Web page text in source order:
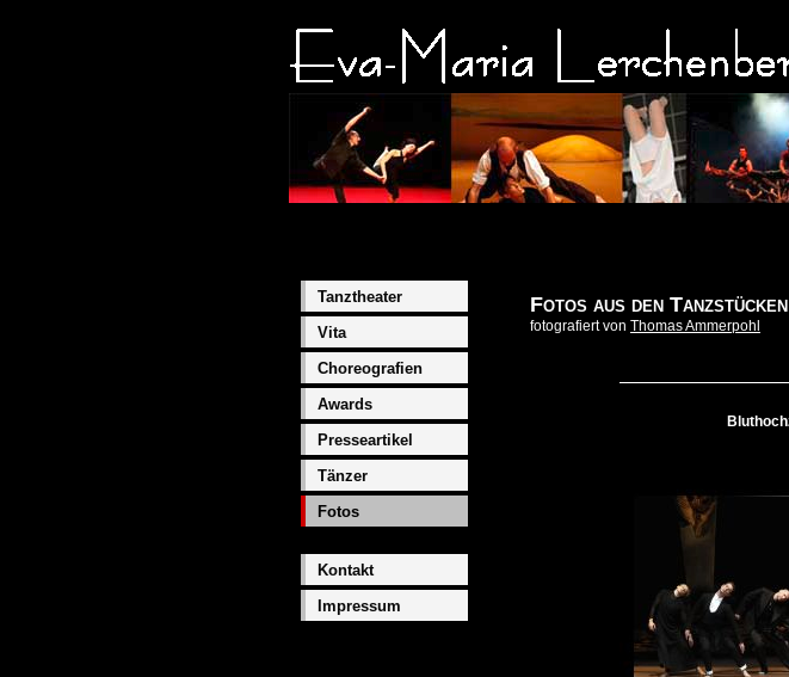
Tanztheater
Vita
Choreografien
Awards
Presseartikel
Tänzer
Fotos
Kontakt
Impressum
Fotos aus den Tanzstücken
fotografiert von Thomas Ammerpohl